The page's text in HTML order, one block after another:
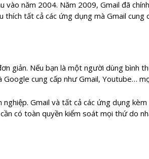
năm 2004. Năm 2009, Gmail đã
tất cả các ứng dụng mà Gmail cung
giản. Nếu bạn là một người dùng bình
cung cấp như Gmail, Youtube…
Gmail và tất cả các ứng dụng
có toàn quyền kiểm soát mọi thứ do